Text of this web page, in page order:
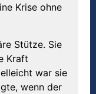
Krise ohne
Stütze. Sie
Kraft
war sie
wenn der